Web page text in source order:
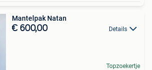
Mantelpak Natan
€ 600,00 Details
Topzoekertje